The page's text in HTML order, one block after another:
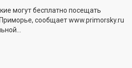
могут бесплатно посещать
сообщает www.primorsky.ru